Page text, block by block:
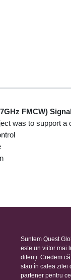
FMCW)
was to support
Suntem Quest
este un viitor mai
diferiți. Credem
stau în calea zilei
partener pentru